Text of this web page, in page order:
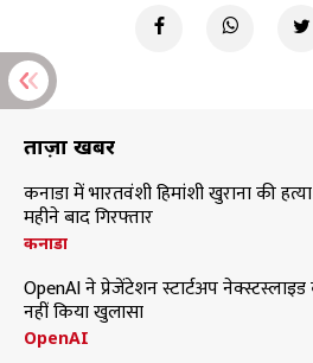
ताज़ा खबरें
कनाडा में भारतवंशी हिमांशी खुराना की
महीने बाद गिरफ्तार
कनाडा
OpenAI ने प्रेजेंटेशन स्टार्टअप
नहीं किया खुलासा
OpenAI